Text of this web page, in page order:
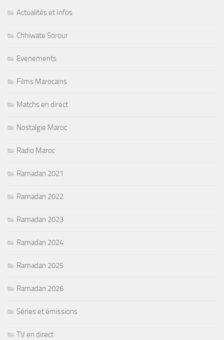
Actualités et Infos
Chhiwate Sorour
Evenements
Films Marocains
Matchs en direct
Nostalgie Maroc
Radio Maroc
Ramadan 2021
Ramadan 2022
Ramadan 2023
Ramadan 2024
Ramadan 2025
Ramadan 2026
Séries et émissions
TV en direct